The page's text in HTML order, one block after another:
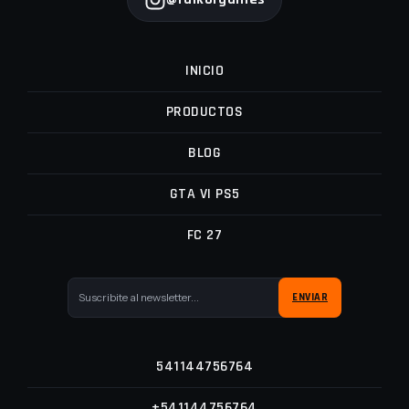
INICIO
PRODUCTOS
BLOG
GTA VI PS5
FC 27
541144756764